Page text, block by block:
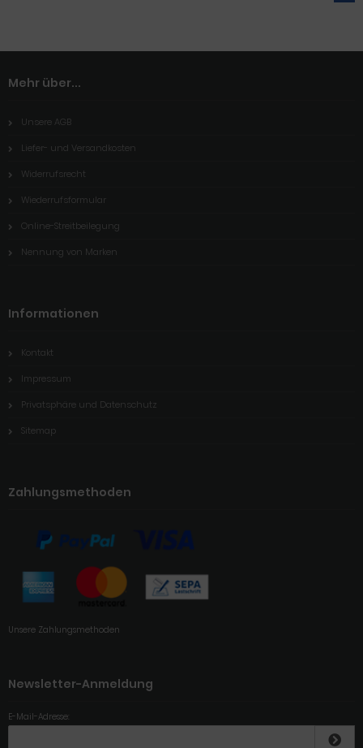
Mehr über...
Unsere AGB
Liefer- und Versandkosten
Widerrufsrecht
Wiederrufsformular
Online-Streitbeilegung
Nennung von Marken
Informationen
Kontakt
Impressum
Privatsphäre und Datenschutz
Sitemap
Zahlungsmethoden
Unsere Zahlungsmethoden
Newsletter-Anmeldung
E-Mail-Adresse: